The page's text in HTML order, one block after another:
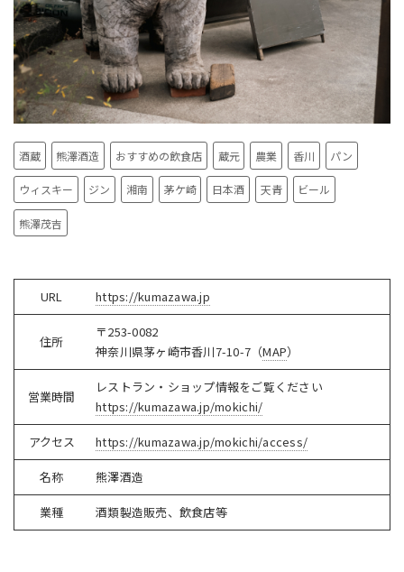
酒蔵 熊澤酒造 おすすめの飲食店 蔵元 農業 香川 パン
ウィスキー ジン 湘南 茅ケ崎 日本酒 天青 ビール
熊澤茂吉
URL https://kumazawa.jp
住所
〒253-0082
神奈川県茅ヶ崎市香川7-10-7（MAP）
営業時間
レストラン・ショップ情報をご覧ください
https://kumazawa.jp/mokichi/
アクセス https://kumazawa.jp/mokichi/access/
名称 熊澤酒造
業種 酒類製造販売、飲食店等